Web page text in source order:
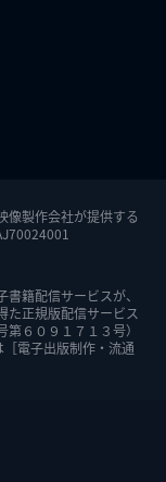
像製作会社が提供する
籍配信サービスが、
た正規版配信サービス
６０９１７１３号）
電子出版制作・流通